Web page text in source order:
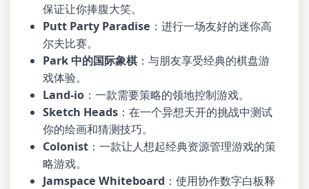
保证让你捧腹大笑。
Putt Party Paradise ：进行一场友好的迷你高
尔夫比赛。
Park 中的国际象棋 ：与朋友享受经典的棋盘游
戏体验。
Land-io ：一款需要策略的领地控制游戏。
Sketch Heads ：在一个异想天开的挑战中测试
你的绘画和猜测技巧。
Colonist ：一款让人想起经典资源管理游戏的策
略游戏。
Jamspace Whiteboard ：使用协作数字白板释